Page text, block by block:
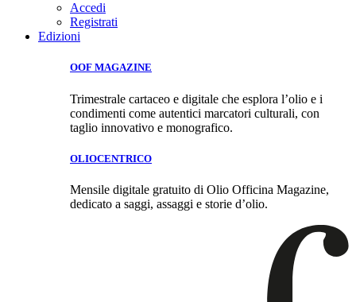
Accedi
Registrati
Edizioni
OOF MAGAZINE
Trimestrale cartaceo e digitale che esplora l’olio e i
condimenti come autentici marcatori culturali, con
taglio innovativo e monografico.
OLIOCENTRICO
Mensile digitale gratuito di Olio Officina Magazine,
dedicato a saggi, assaggi e storie d’olio.